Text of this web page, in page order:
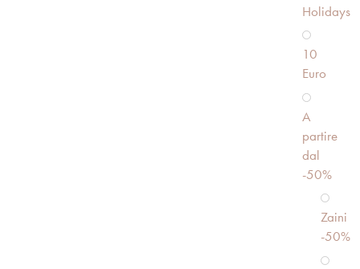
Holidays
10
Euro
A
partire
dal
-50%
Zaini
-50%